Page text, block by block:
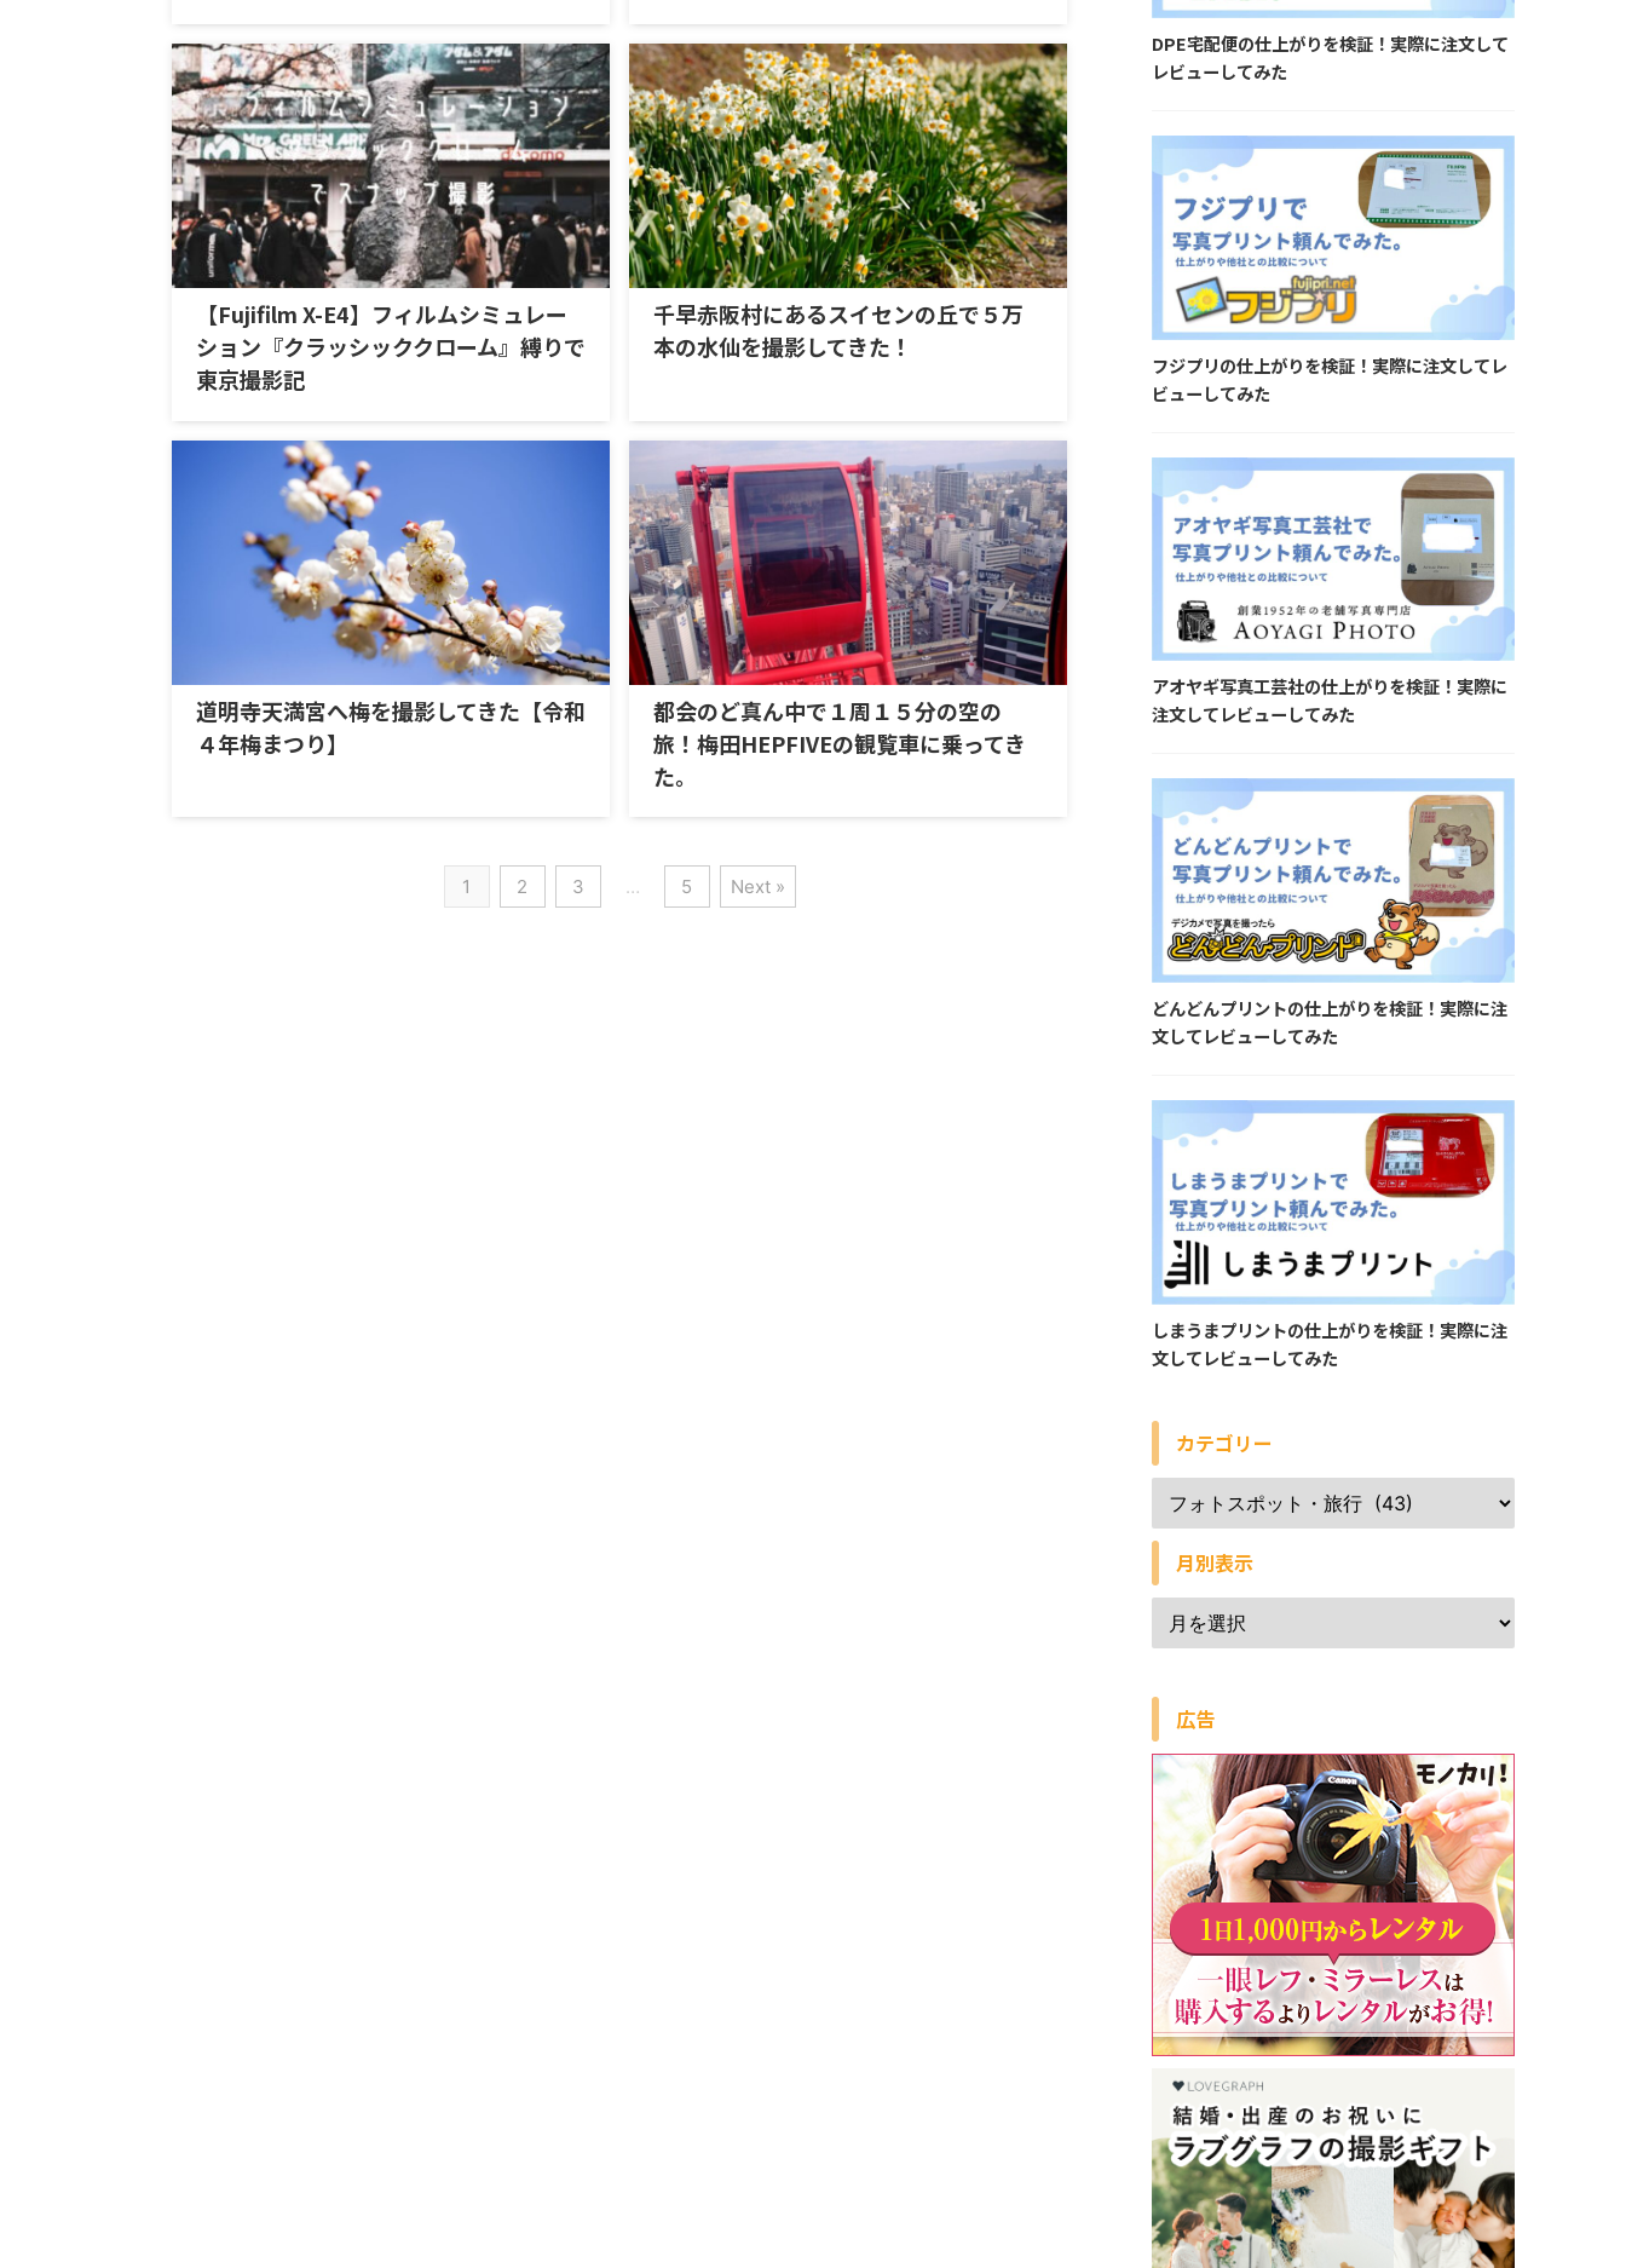
【Fujifilm X-E4】フィルムシミュレー
ション『クラッシッククローム』縛りで
東京撮影記
千早赤阪村にあるスイセンの丘で５万
本の水仙を撮影してきた！
道明寺天満宮へ梅を撮影してきた【令和
４年梅まつり】
都会のど真ん中で１周１５分の空の
旅！梅田HEPFIVEの観覧車に乗ってき
た。
1 2 3 … 5 Next »
DPE宅配便の仕上がりを検証！実際に注文して
レビューしてみた
フジプリの仕上がりを検証！実際に注文してレ
ビューしてみた
アオヤギ写真工芸社の仕上がりを検証！実際に
注文してレビューしてみた
どんどんプリントの仕上がりを検証！実際に注
文してレビューしてみた
しまうまプリントの仕上がりを検証！実際に注
文してレビューしてみた
カテゴリー
月別表示
広告